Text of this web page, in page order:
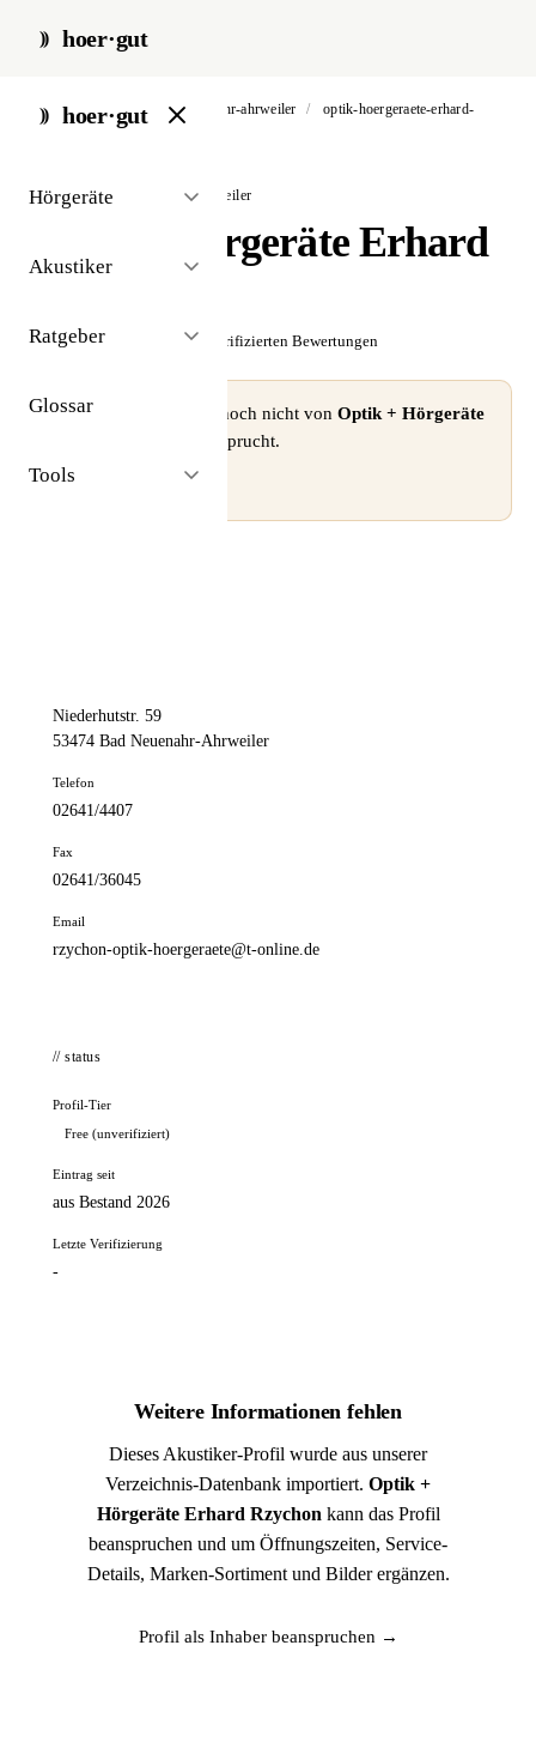
hoer·gut
hoer·gut
Hörgeräte
Akustiker
Ratgeber
Glossar
Tools
start / akustiker / bad neuenahr-ahrweiler /
optik-hoergeraete-erhard-
// akustiker · bad neuenahr-ahrweiler
Optik + Hörgeräte Erhard
Rzychon
☆☆☆☆☆ Noch keine verifizierten Bewertungen
⚠ Dieses Profil wurde noch nicht von Optik + Hörgeräte
beansprucht.
Profil beanspruchen →
Niederhutstr. 59
53474 Bad Neuenahr-Ahrweiler
Telefon
02641/4407
Fax
02641/36045
Email
rzychon-optik-hoergeraete@t-online.de
// status
Profil-Tier
Free (unverifiziert)
Eintrag seit
aus Bestand 2026
Letzte Verifizierung
-
Weitere Informationen fehlen
Dieses Akustiker-Profil wurde aus unserer
Verzeichnis-Datenbank importiert. Optik +
Hörgeräte Erhard Rzychon kann das Profil
beanspruchen und um Öffnungszeiten, Service-
Details, Marken-Sortiment und Bilder ergänzen.
Profil als Inhaber beanspruchen →